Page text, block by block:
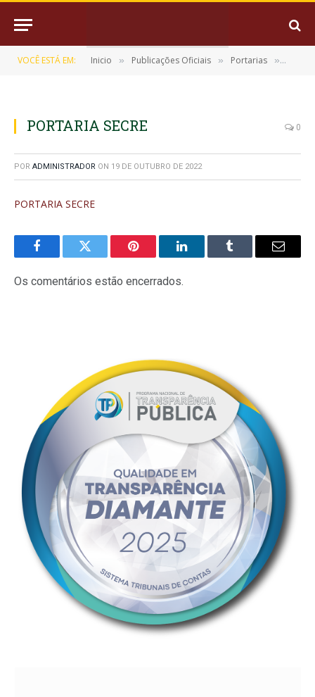
VOCÊ ESTÁ EM: Inicio » Publicações Oficiais » Portarias »
PORTARIA SECRE 0
POR ADMINISTRADOR ON 19 DE OUTUBRO DE 2022
PORTARIA SECRE
FacebookTwitter Pinterest LinkedInTumblr
E-
Os comentários estão encerrados.